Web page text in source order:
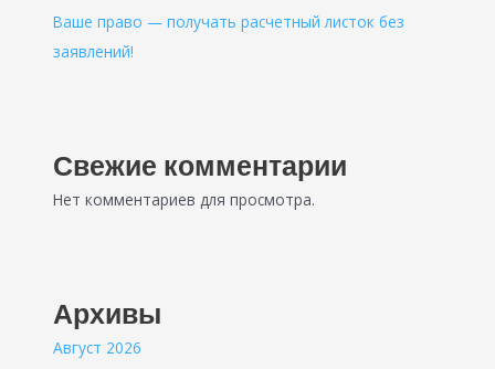
Ваше право — получать расчетный листок без
заявлений!
Свежие комментарии
Нет комментариев для просмотра.
Архивы
Август 2026